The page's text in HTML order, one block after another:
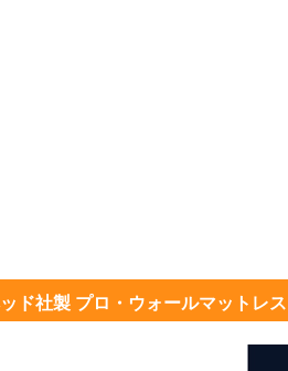
社製 プロ・ウォールマットレ